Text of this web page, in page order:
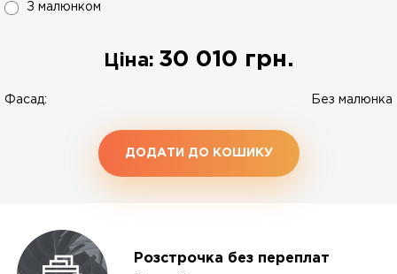
З малюнком
Ціна: 30 010 грн.
Фасад: Без малюнка
ДОДАТИ ДО КОШИКУ
Розстрочка без переплат